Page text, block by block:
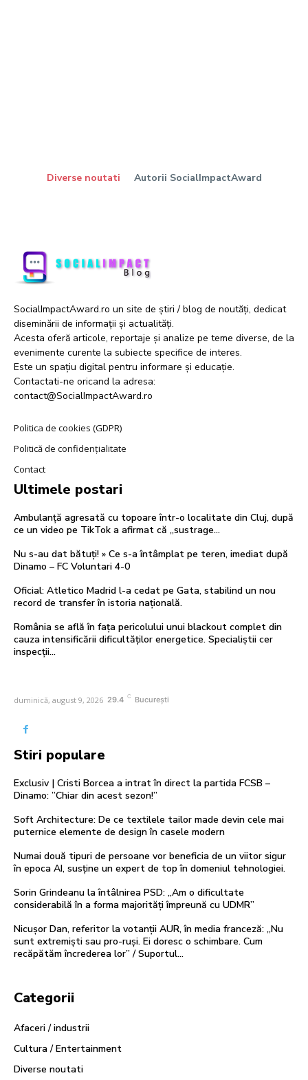
Diverse noutati Autorii SocialImpactAward
SocialImpactAward.ro un site de știri / blog de noutăți, dedicat
diseminării de informații și actualități.
Acesta oferă articole, reportaje și analize pe teme diverse, de la
evenimente curente la subiecte specifice de interes.
Este un spațiu digital pentru informare și educație.
Contactati-ne oricand la adresa:
contact@SocialImpactAward.ro
Politica de cookies (GDPR)
Politică de confidențialitate
Contact
Ultimele postari
Ambulanță agresată cu topoare într-o localitate din Cluj, după
ce un video pe TikTok a afirmat că „sustrage…
Nu s-au dat bătuți! » Ce s-a întâmplat pe teren, imediat după
Dinamo – FC Voluntari 4-0
Oficial: Atletico Madrid l-a cedat pe Gata, stabilind un nou
record de transfer în istoria națională.
România se află în fața pericolului unui blackout complet din
cauza intensificării dificultăților energetice. Specialiștii cer
inspecții…
duminică, august 9, 2026 29.4 C București
Stiri populare
Exclusiv | Cristi Borcea a intrat în direct la partida FCSB –
Dinamo: ”Chiar din acest sezon!”
Soft Architecture: De ce textilele tailor made devin cele mai
puternice elemente de design în casele modern
Numai două tipuri de persoane vor beneficia de un viitor sigur
în epoca AI, susține un expert de top în domeniul tehnologiei.
Sorin Grindeanu la întâlnirea PSD: „Am o dificultate
considerabilă în a forma majorități împreună cu UDMR”
Nicușor Dan, referitor la votanții AUR, în media franceză: „Nu
sunt extremiști sau pro-ruși. Ei doresc o schimbare. Cum
recăpătăm încrederea lor” / Suportul...
Categorii
Afaceri / industrii
Cultura / Entertainment
Diverse noutati